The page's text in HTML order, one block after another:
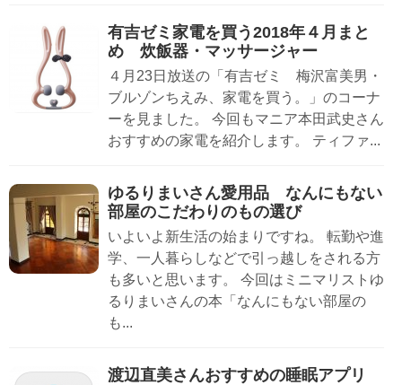
有吉ゼミ家電を買う2018年４月まと
め 炊飯器・マッサージャー
４月23日放送の「有吉ゼミ 梅沢富美男・
ブルゾンちえみ、家電を買う。」のコーナ
ーを見ました。 今回もマニア本田武史さん
おすすめの家電を紹介します。 ティファ...
ゆるりまいさん愛用品 なんにもない
部屋のこだわりのもの選び
いよいよ新生活の始まりですね。 転勤や進
学、一人暮らしなどで引っ越しをされる方
も多いと思います。 今回はミニマリストゆ
るりまいさんの本「なんにもない部屋の
も...
渡辺直美さんおすすめの睡眠アプリ